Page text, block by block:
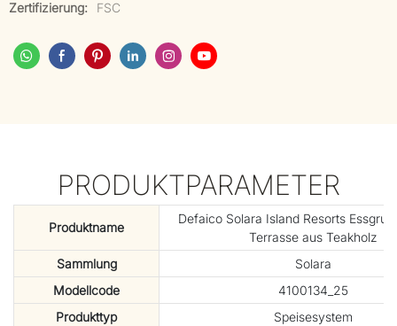
Zertifizierung:
FSC
PRODUKTPARAMETER
Produktname
Defaico Solara Island Resorts
Terrasse aus Teakholz
Sammlung
Solara
Modellcode
4100134_25
Produkttyp
Speisesystem